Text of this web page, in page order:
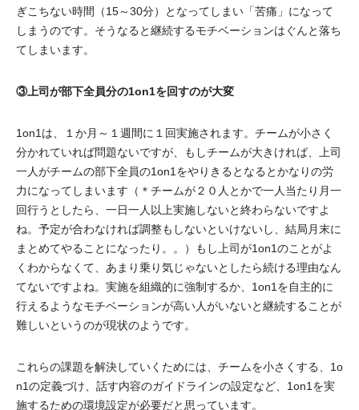
ぎこちない時間（15～30分）となってしまい「苦痛」になって
しまうのです。そうなると継続するモチベーションはぐんと落ち
てしまいます。
③上司が部下全員分の1on1を回すのが大変
1on1は、１か月～１週間に１回実施されます。チームが小さく
分かれていれば問題ないですが、もしチームが大きければ、上司
一人がチームの部下全員の1on1をやりきるとなるとかなりの労
力になってしまいます（＊チームが２０人とかで一人当たり月一
回行うとしたら、一日一人以上実施しないと終わらないですよ
ね。予定が合わなければ調整もしないといけないし、結局月末に
まとめてやることになったり。。）もし上司が1on1のことがよ
くわからなくて、あまり乗り気じゃないとしたら続ける理由なん
てないですよね。実施を組織的に強制するか、1on1を自主的に
行えるようなモチベーションが高い人がいないと継続することが
難しいというのが現状のようです。
これらの課題を解決していくためには、チームを小さくする、1o
n1の定義づけ、話す内容のガイドラインの設定など、1on1を実
施するための環境設定が必要だと思っています。